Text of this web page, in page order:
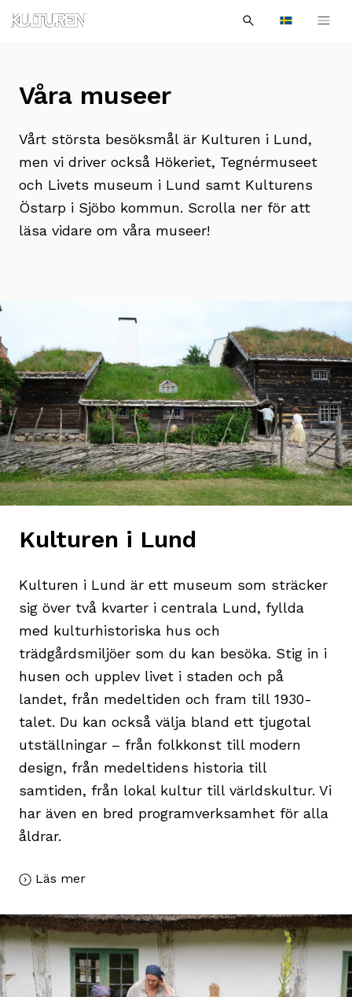
navigationen
innehållet
Languages
efter:
Sök
Våra museer
Vårt största besöksmål är Kulturen i Lund,
men vi driver också Hökeriet, Tegnérmuseet
och Livets museum i Lund samt Kulturens
Östarp i Sjöbo kommun. Scrolla ner för att
läsa vidare om våra museer!
Kulturen i Lund
Kulturen i Lund är ett museum som sträcker
sig över två kvarter i centrala Lund, fyllda
med kulturhistoriska hus och
trädgårdsmiljöer som du kan besöka. Stig in i
husen och upplev livet i staden och på
landet, från medeltiden och fram till 1930-
talet. Du kan också välja bland ett tjugotal
utställningar – från folkkonst till modern
design, från medeltidens historia till
samtiden, från lokal kultur till världskultur. Vi
har även en bred programverksamhet för alla
åldrar.
Läs mer